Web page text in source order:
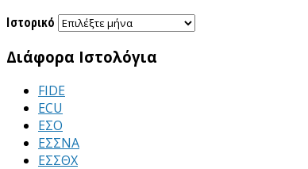
Ιστορικό
Διάφορα Ιστολόγια
FIDE
ECU
ΕΣΟ
ΕΣΣΝΑ
ΕΣΣΘΧ